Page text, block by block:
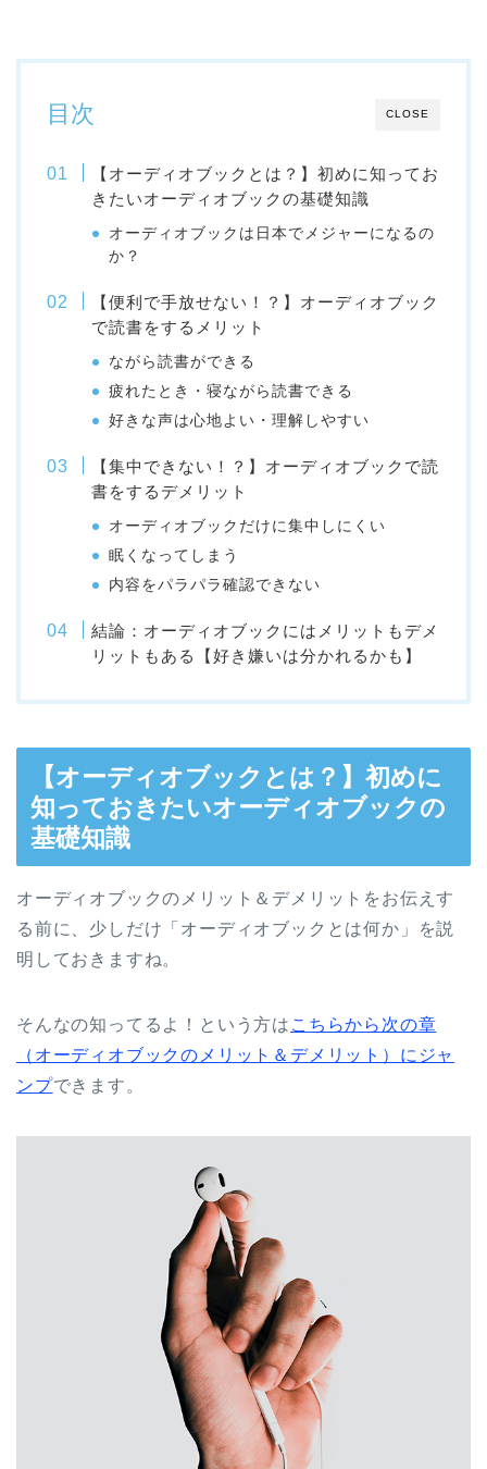
CLOSE
目次
【オーディオブックとは？】初めに知ってお
きたいオーディオブックの基礎知識
オーディオブックは日本でメジャーになるの
か？
【便利で手放せない！？】オーディオブック
で読書をするメリット
ながら読書ができる
疲れたとき・寝ながら読書できる
好きな声は心地よい・理解しやすい
【集中できない！？】オーディオブックで読
書をするデメリット
オーディオブックだけに集中しにくい
眠くなってしまう
内容をパラパラ確認できない
結論：オーディオブックにはメリットもデメ
リットもある【好き嫌いは分かれるかも】
【オーディオブックとは？】初めに
知っておきたいオーディオブックの
基礎知識
オーディオブックのメリット＆デメリットをお伝えす
る前に、少しだけ「オーディオブックとは何か」を説
明しておきますね。
そんなの知ってるよ！という方は こちらから次の章
（オーディオブックのメリット＆デメリット）にジャ
ンプできます。